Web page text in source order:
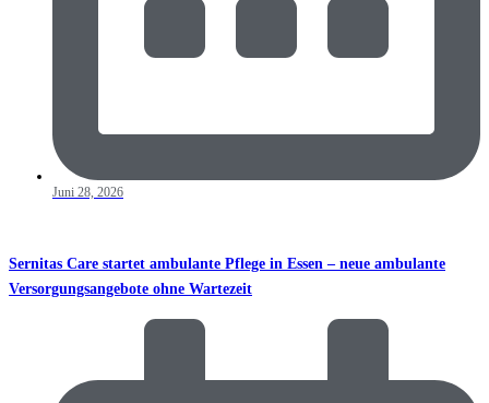
Juni 28, 2026
Sernitas Care startet ambulante Pflege in Essen – neue ambulante
Versorgungsangebote ohne Wartezeit